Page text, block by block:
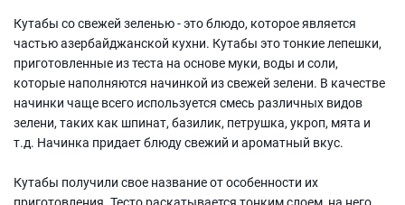
Кутабы со свежей зеленью - это блюдо, которое является
частью азербайджанской кухни. Кутабы это тонкие лепешки,
приготовленные из теста на основе муки, воды и соли,
которые наполняются начинкой из свежей зелени. В качестве
начинки чаще всего используется смесь различных видов
зелени, таких как шпинат, базилик, петрушка, укроп, мята и
т.д. Начинка придает блюду свежий и ароматный вкус.
Кутабы получили свое название от особенности их